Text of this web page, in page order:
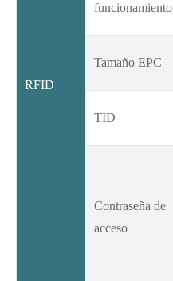
RFID
funcionamiento
Tamaño EPC
TID
Contraseña de
acceso